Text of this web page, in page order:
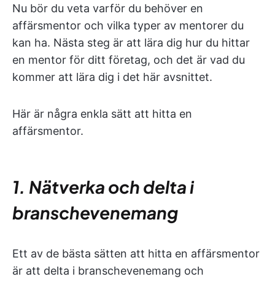
Nu bör du veta varför du behöver en
affärsmentor och vilka typer av mentorer du
kan ha. Nästa steg är att lära dig hur du hittar
en mentor för ditt företag, och det är vad du
kommer att lära dig i det här avsnittet.
Här är några enkla sätt att hitta en
affärsmentor.
1. Nätverka och delta i
branschevenemang
Ett av de bästa sätten att hitta en affärsmentor
är att delta i branschevenemang och